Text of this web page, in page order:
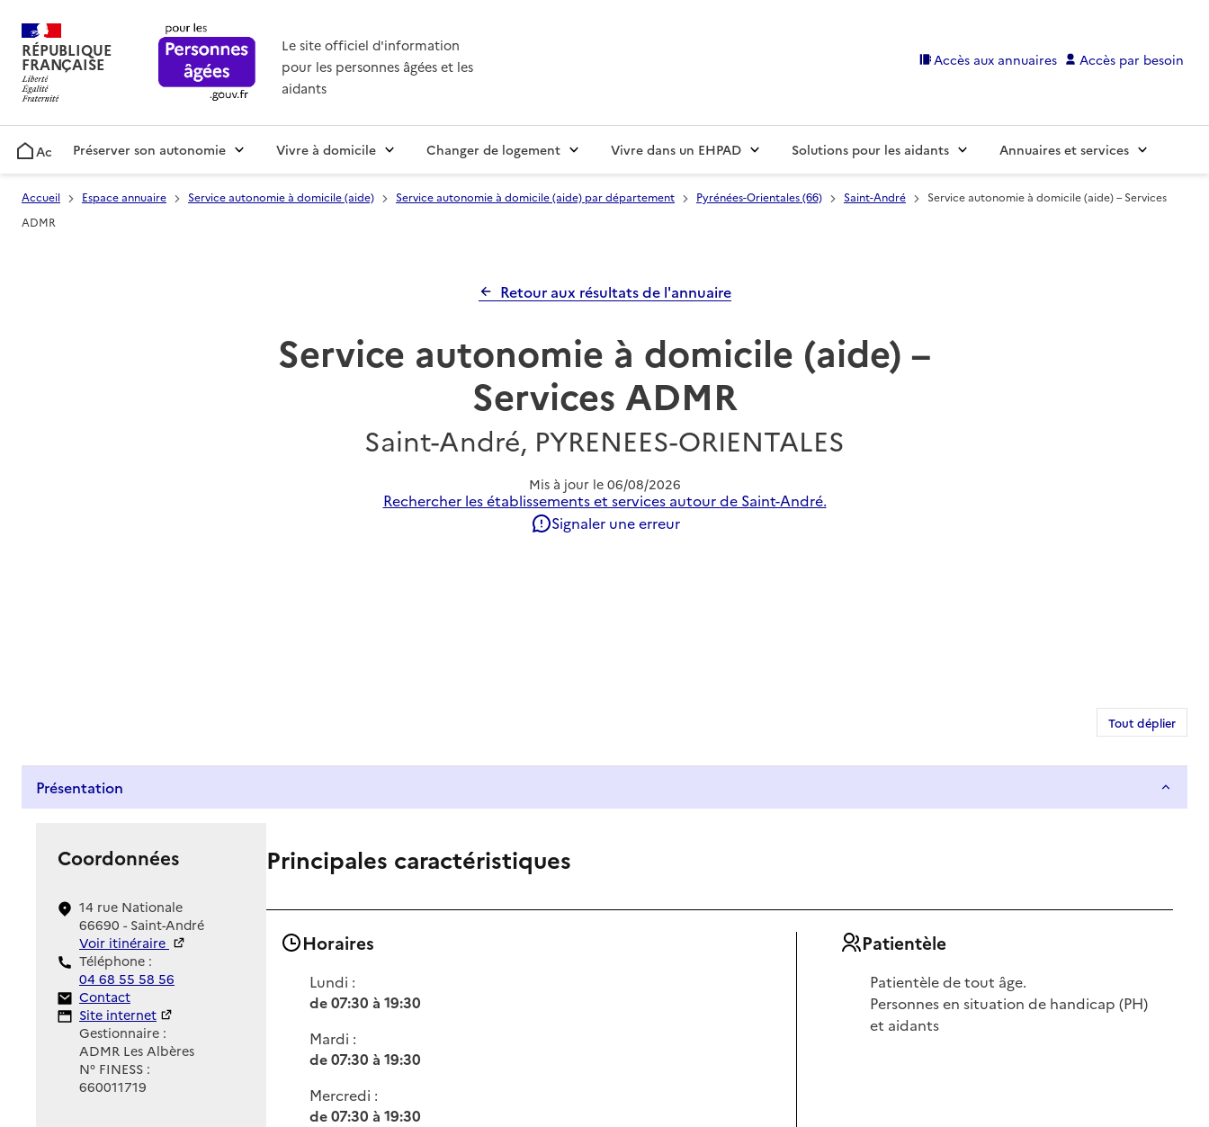
RÉPUBLIQUE
FRANÇAISE
Le site officiel d'information
pour les personnes âgées et les
aidants
Accès aux annuaires Accès par besoin
AccueilPréserver son autonomie Vivre à domicile Changer de logement Vivre dans un EHPAD Solutions pour les aidants Annuaires et services
Accueil Espace annuaire Service autonomie à domicile (aide) Service autonomie à domicile (aide) par département Pyrénées-Orientales (66) Saint-André
Service autonomie à domicile (aide) – Services
ADMR
Retour aux résultats de l'annuaire
Service autonomie à domicile (aide) –
Services ADMR
Saint-André, PYRENEES-ORIENTALES
Mis à jour le 06/08/2026
Rechercher les établissements et services autour de Saint-André.
Signaler une erreur
Tout déplier
Présentation
Coordonnées
14 rue Nationale
66690 - Saint-André
Voir itinéraire
Téléphone :
04 68 55 58 56
Contact
Contact
Site Internet
Site internet
Gestionnaire :
ADMR Les Albères
N° FINESS :
660011719
Principales caractéristiques
Horaires
Lundi :
de 07:30 à 19:30
Mardi :
de 07:30 à 19:30
Mercredi :
de 07:30 à 19:30
Patientèle
Patientèle de tout âge.
Personnes en situation de handicap (PH)
et aidants